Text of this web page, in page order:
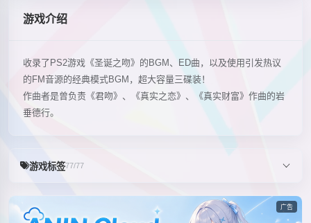
游戏介绍
收录了PS2游戏《圣诞之吻》的BGM、ED曲，以及使用引发热议
的FM音源的经典模式BGM，超大容量三碟装！
作曲者是曾负责《君吻》、《真实之恋》、《真实财富》作曲的岩
垂德行。
游戏标签77/77
广告